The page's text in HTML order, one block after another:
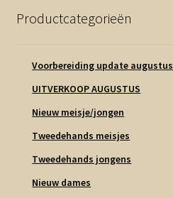
Productcategorieën
Voorbereiding update augustus
UITVERKOOP AUGUSTUS
Nieuw meisje/jongen
Tweedehands meisjes
Tweedehands jongens
Nieuw dames